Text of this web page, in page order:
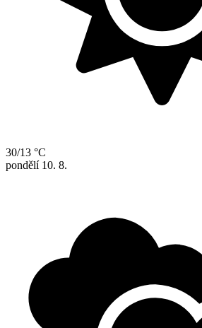
30/13 °C
pondělí 10. 8.